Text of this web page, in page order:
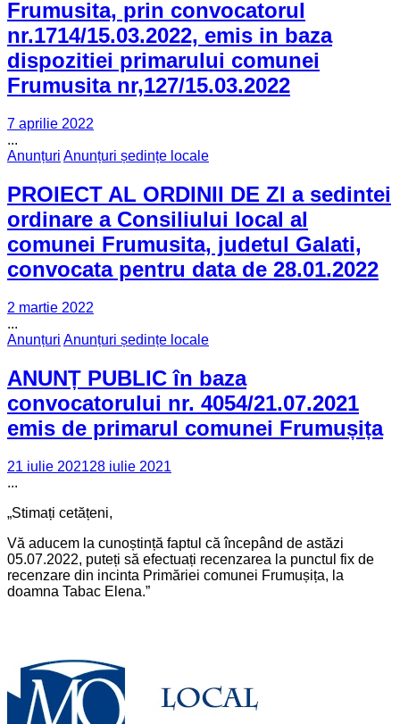
Frumusita, prin convocatorul
nr.1714/15.03.2022, emis in baza
dispozitiei primarului comunei
Frumusita nr,127/15.03.2022
7 aprilie 2022
...
Anunțuri Anunțuri ședințe locale
PROIECT AL ORDINII DE ZI a sedintei
ordinare a Consiliului local al
comunei Frumusita, judetul Galati,
convocata pentru data de 28.01.2022
2 martie 2022
...
Anunțuri Anunțuri ședințe locale
ANUNȚ PUBLIC în baza
convocatorului nr. 4054/21.07.2021
emis de primarul comunei Frumușița
21 iulie 202128 iulie 2021
...
„Stimați cetățeni,
Vă aducem la cunoștință faptul că începând de astăzi
05.07.2022, puteți să efectuați recenzarea la punctul fix de
recenzare din incinta Primăriei comunei Frumușița, la
doamna Tabac Elena.”